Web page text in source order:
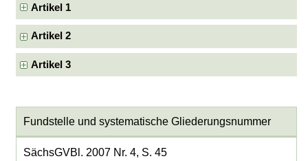
Artikel 1
Artikel 2
Artikel 3
Fundstelle und systematische Gliederungsnummer
SächsGVBl. 2007 Nr. 4, S. 45